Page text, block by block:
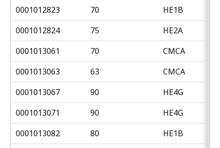
0001012823
70
HE1B
0001012824
75
HE2A
0001013061
70
CMCA
0001013063
63
CMCA
0001013067
90
HE4G
0001013071
90
HE4G
0001013082
80
HE1B